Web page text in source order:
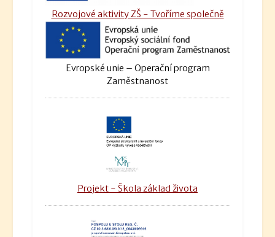
Rozvojové aktivity ZŠ - Tvoříme společně
Evropské unie – Operační program
Zaměstnanost
Projekt - Škola základ života